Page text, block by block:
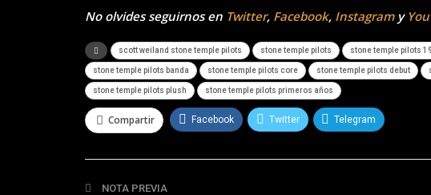
No olvides seguirnos en Twitter, Facebook, Instagramy
scott weiland stone temple pilots stone temple pilots stone temple pilots
stone temple pilots banda stone temple pilots core stone temple pilots debut
stone temple pilots plush stone temple pilots primeros años
Compartir Facebook Twitter Telegram
NOTA PREVIA